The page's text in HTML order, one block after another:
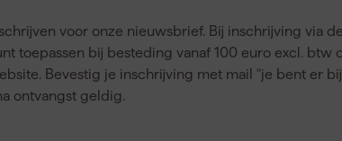
voor onze nieuwsbrief. Bij inschrijving via
bij besteding vanaf 100 euro excl. btw
Bevestig je inschrijving met mail "je bent er
ontvangst geldig.